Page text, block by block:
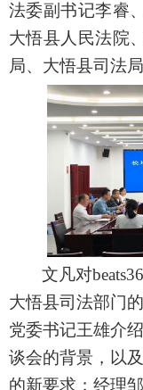
法委副书记李睿
大悟县人民法院
局、大悟县司法
文凡对
大悟县司法部门
党委书记王雄介
谈会的背景，以
的新要求；经理